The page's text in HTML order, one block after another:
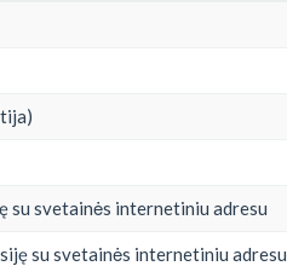
su svetainės internetiniu adresu
su svetainės internetiniu adresu